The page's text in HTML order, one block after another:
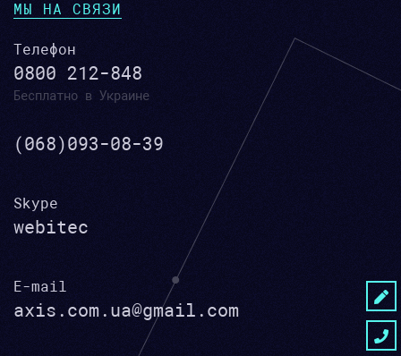
МЫ НА СВЯЗИ
Телефон
0800 212-848
Бесплатно в Украине
(068)093-08-39
Skype
webitec
E-mail
axis.com.ua@gmail.com